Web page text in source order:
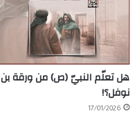
هل تعلّم النبيّ (ص) من ورقة بن
نوفل؟!
17/01/2026